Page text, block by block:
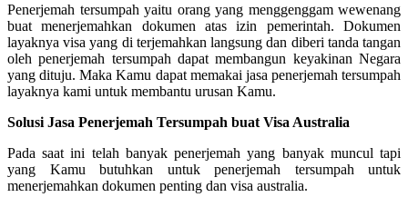
Penerjemah tersumpah yaitu orang yang menggenggam wewenang
buat menerjemahkan dokumen atas izin pemerintah. Dokumen
layaknya visa yang di terjemahkan langsung dan diberi tanda tangan
oleh penerjemah tersumpah dapat membangun keyakinan Negara
yang dituju. Maka Kamu dapat memakai jasa penerjemah tersumpah
layaknya kami untuk membantu urusan Kamu.
Solusi Jasa Penerjemah Tersumpah buat Visa Australia
Pada saat ini telah banyak penerjemah yang banyak muncul tapi
yang Kamu butuhkan untuk penerjemah tersumpah untuk
menerjemahkan dokumen penting dan visa australia.